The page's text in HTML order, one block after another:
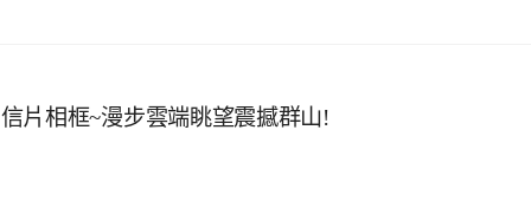
片相框~漫步雲端眺望震撼群山!